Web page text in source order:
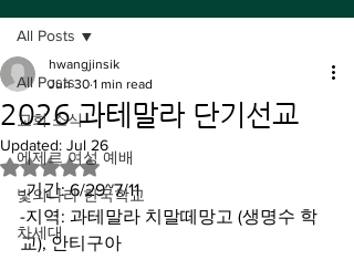
All Posts
교회 소식
에제르 여성 예배
빛의나라 한국학교
차세대
All Posts
2026 과테말라 단기선교
hwangjinsik
Jun 30 1 min read
Updated: Jul 26
Rated NaN out of 5 stars.
-기간: 6/29~7/11
-지역: 과테말라 치말떼망고 (생명수 학
교), 안티구아